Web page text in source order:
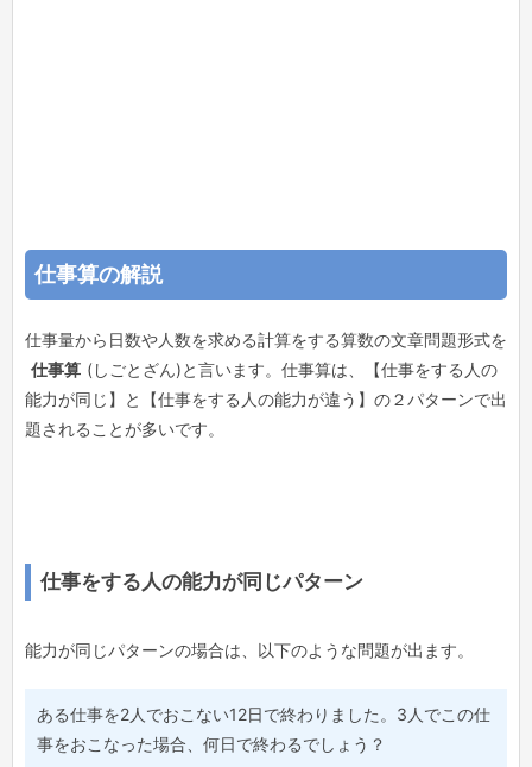
仕事算の解説
仕事量から日数や人数を求める計算をする算数の文章問題形式を
仕事算 (しごとざん)と言います。仕事算は、【仕事をする人の
能力が同じ】と【仕事をする人の能力が違う】の２パターンで出
題されることが多いです。
仕事をする人の能力が同じパターン
能力が同じパターンの場合は、以下のような問題が出ます。
ある仕事を2人でおこない12日で終わりました。3人でこの仕
事をおこなった場合、何日で終わるでしょう？